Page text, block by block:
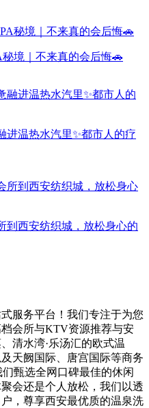
境｜不来真的会后悔🚗
进温热水汽里✨都市人的疗
到西安纺织城，放松身心的
服务平台！我们专注于为您
会所与KTV资源推荐与安
清水湾·乐汤汇的欧式温
天阙国际、唐宫国际等商务
甄选全网口碑最佳的休闲
会还是个人放松，我们以透
，尊享西安最优质的温泉洗